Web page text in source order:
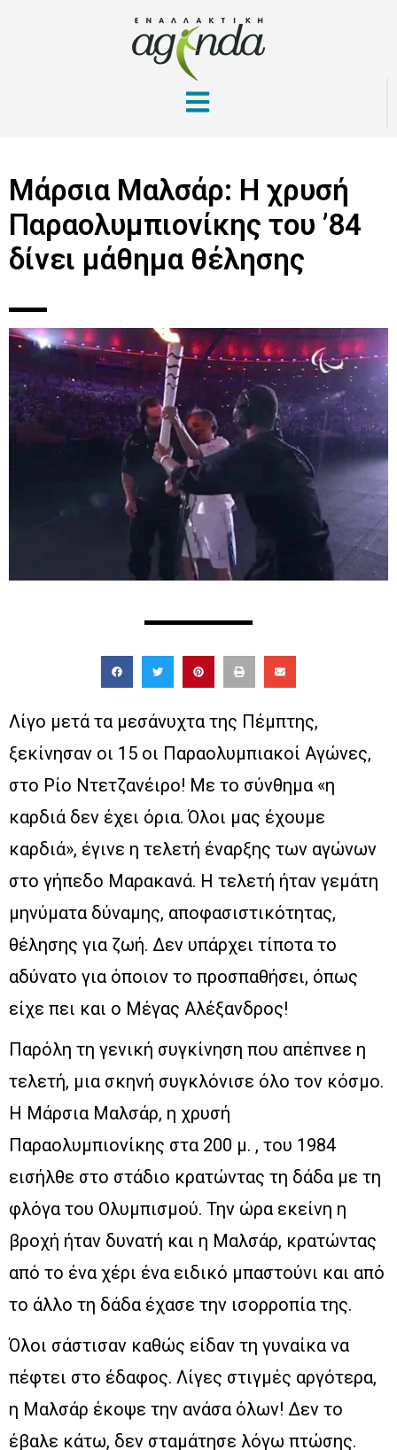
Μάρσια Μαλσάρ: Η χρυσή
Παραολυμπιονίκης του ’84
δίνει μάθημα θέλησης
Λίγο μετά τα μεσάνυχτα της Πέμπτης,
ξεκίνησαν οι 15 οι Παραολυμπιακοί Αγώνες,
στο Ρίο Ντετζανέιρο! Με το σύνθημα «η
καρδιά δεν έχει όρια. Όλοι μας έχουμε
καρδιά», έγινε η τελετή έναρξης των αγώνων
στο γήπεδο Μαρακανά. Η τελετή ήταν γεμάτη
μηνύματα δύναμης, αποφασιστικότητας,
θέλησης για ζωή. Δεν υπάρχει τίποτα το
αδύνατο για όποιον το προσπαθήσει, όπως
είχε πει και ο Μέγας Αλέξανδρος!
Παρόλη τη γενική συγκίνηση που απέπνεε η
τελετή, μια σκηνή συγκλόνισε όλο τον κόσμο.
Η Μάρσια Μαλσάρ, η χρυσή
Παραολυμπιονίκης στα 200 μ. , του 1984
εισήλθε στο στάδιο κρατώντας τη δάδα με τη
φλόγα του Ολυμπισμού. Την ώρα εκείνη η
βροχή ήταν δυνατή και η Μαλσάρ, κρατώντας
από το ένα χέρι ένα ειδικό μπαστούνι και από
το άλλο τη δάδα έχασε την ισορροπία της.
Όλοι σάστισαν καθώς είδαν τη γυναίκα να
πέφτει στο έδαφος. Λίγες στιγμές αργότερα,
η Μαλσάρ έκοψε την ανάσα όλων! Δεν το
έβαλε κάτω, δεν σταμάτησε λόγω πτώσης.